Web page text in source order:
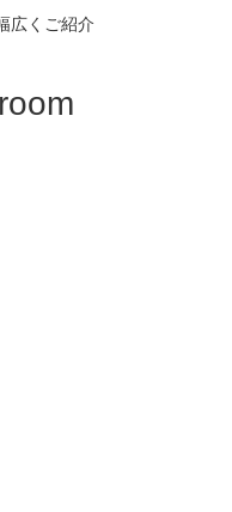
広くご紹介